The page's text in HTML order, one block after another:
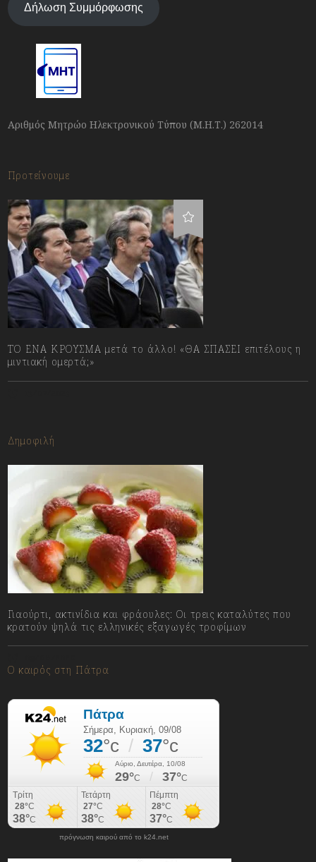
Δήλωση Συμμόρφωσης
Αριθμός Μητρώο Ηλεκτρονικού Τύπου (Μ.Η.Τ.) 262014
Προτείνουμε
ΤΟ ΕΝΑ ΚΡΟΥΣΜΑ μετά το άλλο! «ΘΑ ΣΠΑΣΕΙ επιτέλους η
μιντιακή ομερτά;»
Δημοφιλή
Γιαούρτι, ακτινίδια και φράουλες: Οι τρεις καταλύτες που
κρατούν ψηλά τις ελληνικές εξαγωγές τροφίμων
Ο καιρός στη Πάτρα
πρόγνωση καιρού από το k24.net